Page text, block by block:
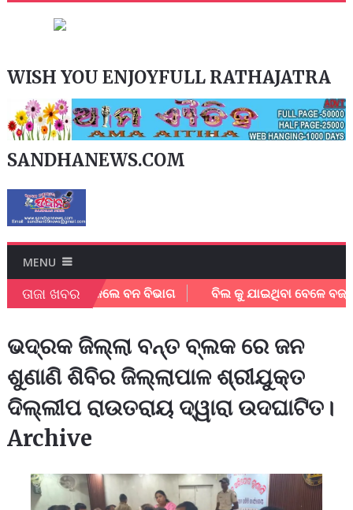
WISH YOU ENJOYFULL RATHAJATRA
SANDHANEWS.COM
MENU
ତାଜା ଖବର
ସଚେତନ କଲେ ବନ ବିଭାଗ ବିଲ କୁ ଯାଇଥିବା ବେଳେ
ଭଦ୍ରକ ଜିଲ୍ଲା ବନ୍ତ ବ୍ଲକ ରେ ଜନ
ଶୁଣାଣି ଶିବିର ଜିଲ୍ଲାପାଳ ଶ୍ରୀଯୁକ୍ତ
ଦିଲ୍ଲୀପ ରାଉତରାୟ ଦ୍ୱାରା ଉଦଘାଟିତ।
Archive